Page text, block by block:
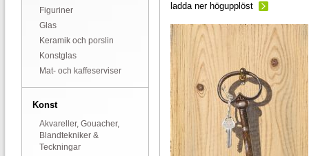
Figuriner
Glas
Keramik och porslin
Konstglas
Mat- och kaffeserviser
Konst
Akvareller, Gouacher,
Blandtekniker &
Teckningar
ladda ner högupplöst